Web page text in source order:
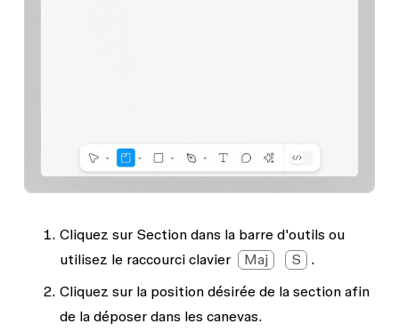
Cliquez sur Section dans la barre d'outils ou
utilisez le raccourci clavier
Maj S
.
Cliquez sur la position désirée de la section afin
de la déposer dans les canevas.